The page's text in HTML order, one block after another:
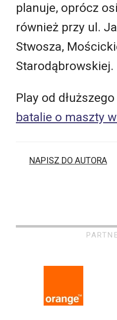
planuje, oprócz
również przy ul.
Stwosza,
Starodąbrowskiej.
Play od
batalie o maszty
NAPISZ DO AUTORA